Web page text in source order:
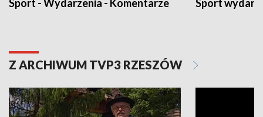
Sport - Wydarzenia - Komentarze Sport
Z ARCHIWUM TVP3 RZESZÓW